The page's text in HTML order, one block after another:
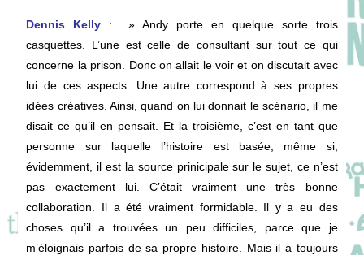
Dennis Kelly
: » Andy porte en quelque sorte trois
casquettes. L’une est celle de consultant sur tout ce qui
concerne la prison. Donc on allait le voir et on discutait avec
lui de ces aspects. Une autre correspond à ses propres
idées créatives. Ainsi, quand on lui donnait le scénario, il me
disait ce qu’il en pensait. Et la troisième, c’est en tant que
personne sur laquelle l’histoire est basée, même si,
évidemment, il est la source prinicipale sur le sujet, ce n’est
pas exactement lui. C’était vraiment une très bonne
collaboration. Il a été vraiment formidable. Il y a eu des
choses qu’il a trouvées un peu difficiles, parce que je
m’éloignais parfois de sa propre histoire. Mais il a toujours